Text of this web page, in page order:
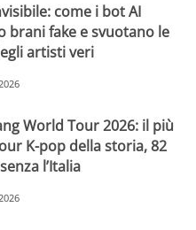
come i bot AI
brani fake e svuotano le
artisti veri
World Tour 2026: il più
K-pop della storia, 82
l’Italia